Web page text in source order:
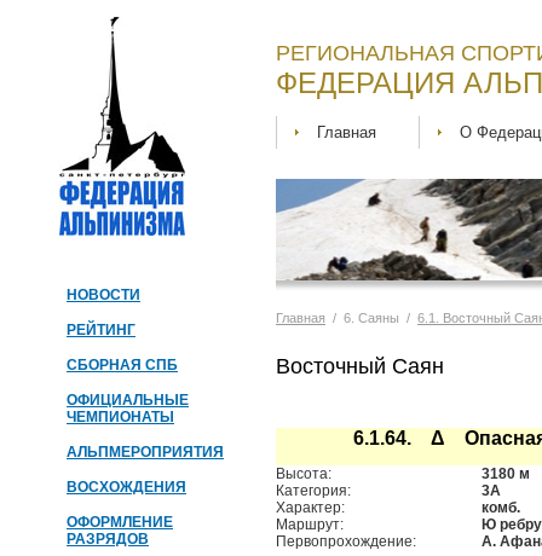
НОВОСТИ
РЕЙТИНГ
СБОРНАЯ СПБ
ОФИЦИАЛЬНЫЕ
ЧЕМПИОНАТЫ
АЛЬПМЕРОПРИЯТИЯ
ВОСХОЖДЕНИЯ
ОФОРМЛЕНИЕ
РАЗРЯДОВ
РЕГИОНАЛЬНАЯ
ФЕДЕРАЦИЯ
Главная О
Главная / 6. Саяны / 6.1. Восточный
Восточный Саян
6.1.64. Δ
Высота:
3180 м
Категория:
3А
Характер:
комб.
Маршрут:
Ю ребру
Первопрохождение:
А.